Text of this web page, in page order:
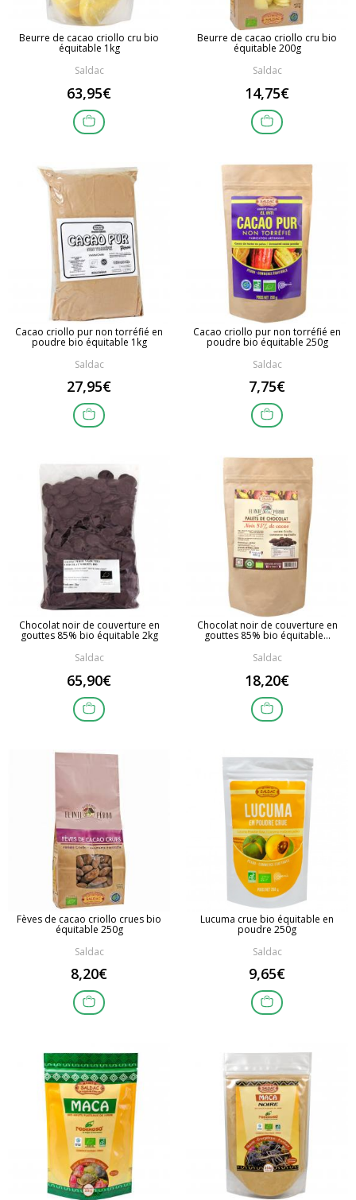
Beurre de cacao criollo cru bio
équitable 1kg
Saldac
63,95€
Beurre de cacao criollo cru bio
équitable 200g
Saldac
14,75€
Cacao criollo pur non torréfié en
poudre bio équitable 1kg
Saldac
27,95€
Cacao criollo pur non torréfié en
poudre bio équitable 250g
Saldac
7,75€
Chocolat noir de couverture en
gouttes 85% bio équitable 2kg
Saldac
65,90€
Chocolat noir de couverture en
gouttes 85% bio équitable...
Saldac
18,20€
Fèves de cacao criollo crues bio
équitable 250g
Saldac
8,20€
Lucuma crue bio équitable en
poudre 250g
Saldac
9,65€